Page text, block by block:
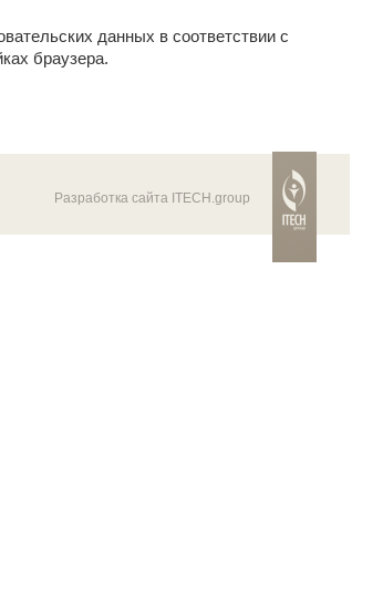
данных в соответствии с
браузера.
Разработка сайта ITECH.group